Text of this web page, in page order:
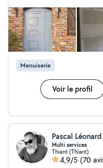
ensemble d'un rendez vous
30ans d expérience , société SARL ,
travaux
Menuiserie
Voir le profil
Pascal
Multi services
Thiant (Thiant)
4,9/5 (70